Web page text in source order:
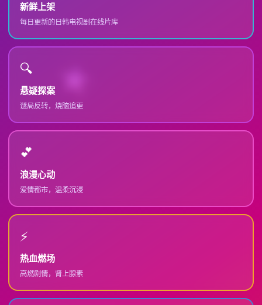
新鲜上架
每日更新的日韩电视剧在线片库
🔍
悬疑探案
谜局反转，烧脑追更
💕
浪漫心动
爱情都市，温柔沉浸
⚡
热血燃场
高燃剧情，肾上腺素